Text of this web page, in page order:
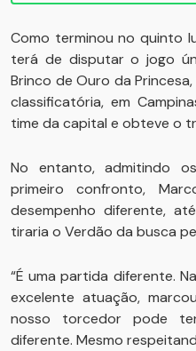
Como terminou no quinto
terá de disputar o jogo
Brinco de Ouro da
classificatória, em
time da capital e obteve o
No entanto, admitindo
primeiro confronto,
desempenho diferente,
tiraria o Verdão da busca
“É uma partida diferente.
excelente atuação,
nosso torcedor pode
diferente. Mesmo